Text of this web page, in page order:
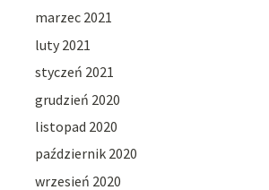
marzec 2021
luty 2021
styczeń 2021
grudzień 2020
listopad 2020
październik 2020
wrzesień 2020